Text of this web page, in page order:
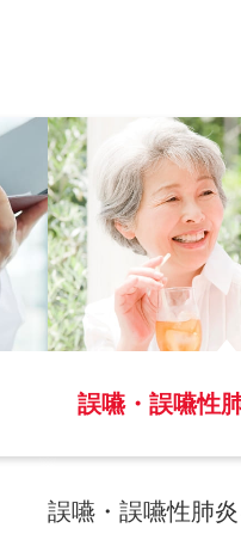
誤嚥・誤嚥性
誤嚥・誤嚥性肺